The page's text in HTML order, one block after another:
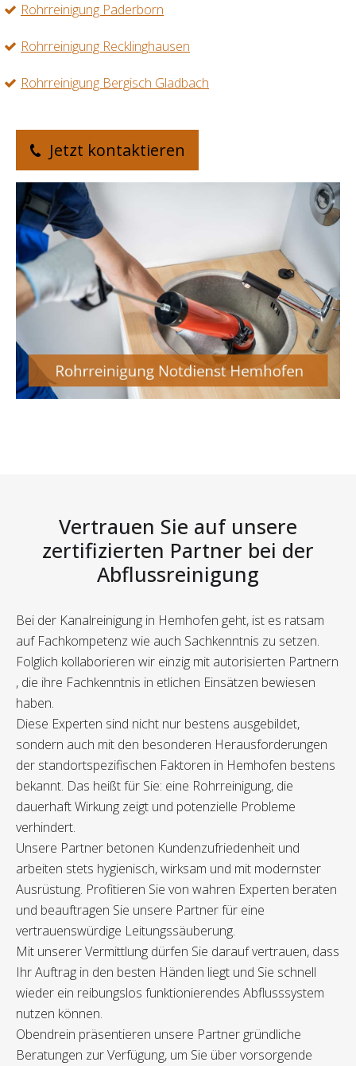
Rohrreinigung Paderborn
Rohrreinigung Recklinghausen
Rohrreinigung Bergisch Gladbach
Jetzt kontaktieren
Vertrauen Sie auf unsere
zertifizierten Partner bei der
Abflussreinigung
Bei der Kanalreinigung in Hemhofen geht, ist es ratsam
auf Fachkompetenz wie auch Sachkenntnis zu setzen.
Folglich kollaborieren wir einzig mit autorisierten Partnern
, die ihre Fachkenntnis in etlichen Einsätzen bewiesen
haben.
Diese Experten sind nicht nur bestens ausgebildet,
sondern auch mit den besonderen Herausforderungen
der standortspezifischen Faktoren in Hemhofen bestens
bekannt. Das heißt für Sie: eine Rohrreinigung, die
dauerhaft Wirkung zeigt und potenzielle Probleme
verhindert.
Unsere Partner betonen Kundenzufriedenheit und
arbeiten stets hygienisch, wirksam und mit modernster
Ausrüstung. Profitieren Sie von wahren Experten beraten
und beauftragen Sie unsere Partner für eine
vertrauenswürdige Leitungssäuberung.
Mit unserer Vermittlung dürfen Sie darauf vertrauen, dass
Ihr Auftrag in den besten Händen liegt und Sie schnell
wieder ein reibungslos funktionierendes Abflusssystem
nutzen können.
Obendrein präsentieren unsere Partner gründliche
Beratungen zur Verfügung, um Sie über vorsorgende